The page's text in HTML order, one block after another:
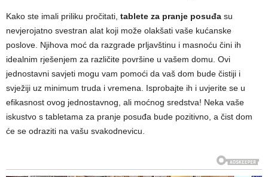
Kako ste imali priliku pročitati, tablete za pranje posuđa su
nevjerojatno svestran alat koji može olakšati vaše kućanske
poslove. Njihova moć da razgrade prljavštinu i masnoću čini ih
idealnim rješenjem za različite površine u vašem domu. Ovi
jednostavni savjeti mogu vam pomoći da vaš dom bude čistiji i
svježiji uz minimum truda i vremena. Isprobajte ih i uvjerite se u
efikasnost ovog jednostavnog, ali moćnog sredstva! Neka vaše
iskustvo s tabletama za pranje posuđa bude pozitivno, a čist dom
će se odraziti na vašu svakodnevicu.